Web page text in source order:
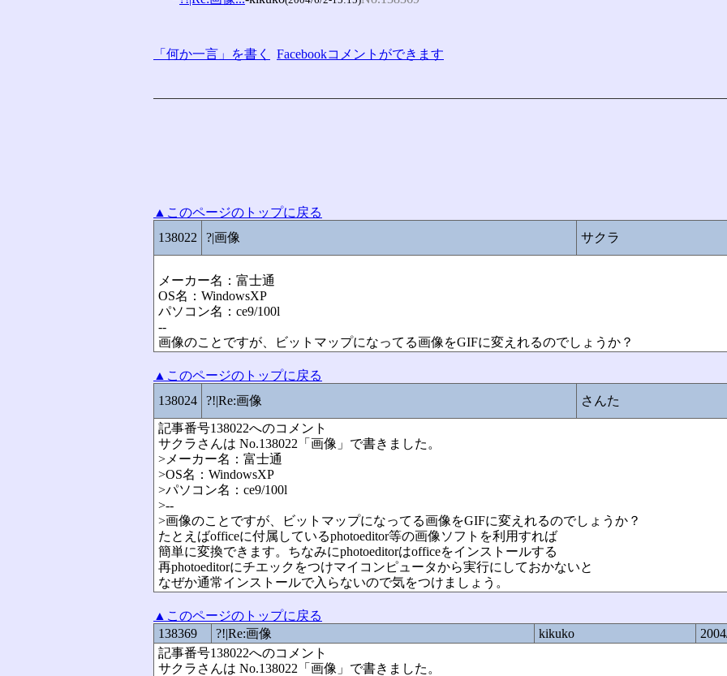
「何か一言」を書く Facebookコメントができます
▲このページのトップに戻る
138022
?|画像 サクラ
メーカー名：富士通
OS名：WindowsXP
パソコン名：ce9/100l
--
画像のことですが、ビットマップになってる画像をGIFに変えれるのでしょうか？
▲このページのトップに戻る
138024
?!|Re:画像 さんた
記事番号138022へのコメント
サクラさんは No.138022「画像」で書きました。
>メーカー名：富士通
>OS名：WindowsXP
>パソコン名：ce9/100l
>--
>画像のことですが、ビットマップになってる画像をGIFに変えれるのでしょうか？
たとえばofficeに付属しているphotoeditor等の画像ソフトを利用すれば
簡単に変換できます。ちなみにphotoeditorはofficeをインストールする
再photoeditorにチエックをつけマイコンピュータから実行にしておかないと
なぜか通常インストールで入らないので気をつけましょう。
▲このページのトップに戻る
138369
?!|Re:画像 kikuko
記事番号138022へのコメント
サクラさんは No.138022「画像」で書きました。